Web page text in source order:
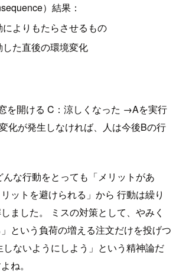
）結果：
によりもたらさせるもの
した直後の環境変化
を開ける C：涼しくなった →Aを実行
化が発生しなければ、人は今後Bの行
んな行動をとっても「メリットがあ
ットを避けられる」から 行動は繰り
ました。 ミスの対策として、やみく
という負荷の増える注文だけを投げつ
ないようにしよう」という精神論だ
ね。